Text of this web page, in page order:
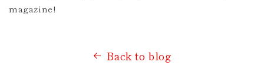
magazine!
Back to blog